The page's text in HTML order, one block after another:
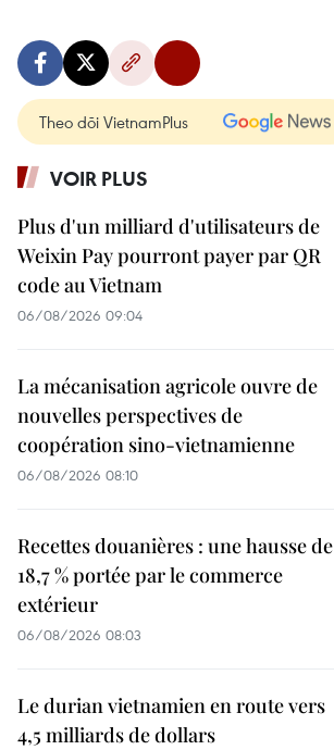
Theo dõi VietnamPlus
VOIR PLUS
Plus d'un milliard d'utilisateurs de
Weixin Pay pourront payer par QR
code au Vietnam
06/08/2026 09:04
La mécanisation agricole ouvre de
nouvelles perspectives de
coopération sino-vietnamienne
06/08/2026 08:10
Recettes douanières : une hausse de
18,7 % portée par le commerce
extérieur
06/08/2026 08:03
Le durian vietnamien en route vers
4,5 milliards de dollars